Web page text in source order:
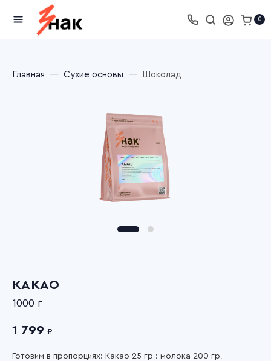
0
Главная Сухие основы Шоколад
КАКАО
1000 г
1 799 ₽
Готовим в пропорциях: Какао 25 гр : молока 200 гр,